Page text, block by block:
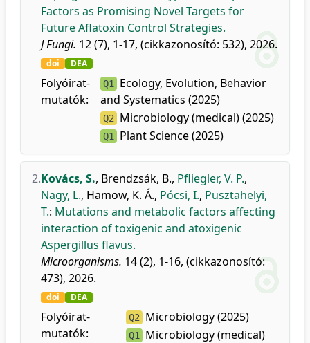
Factors as Promising Novel Targets for
Future Aflatoxin Control Strategies.
J Fungi. 12 (7), 1-17, (cikkazonosító: 532), 2026.
doi DEA
Folyóirat-
mutatók:
Q1
Ecology, Evolution, Behavior
and Systematics (2025)
Q2 Microbiology (medical) (2025)
Q1 Plant Science (2025)
2.Kovács, S., Brendzsák, B., Pfliegler, V. P.,
Nagy, L., Hamow, K. Á., Pócsi, I., Pusztahelyi,
T.: Mutations and metabolic factors affecting
interaction of toxigenic and atoxigenic
Aspergillus flavus.
Microorganisms. 14 (2), 1-16, (cikkazonosító:
473), 2026.
doi DEA
Folyóirat-
mutatók:
Q2 Microbiology (2025)
Q1 Microbiology (medical)